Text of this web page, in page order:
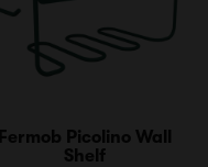
Fermob Picolino Wall
Shelf